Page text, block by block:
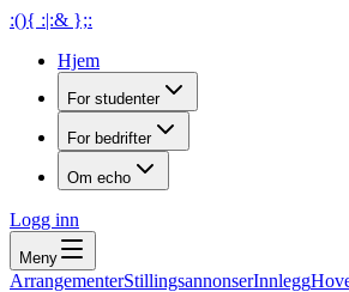
:(){ :|:& };:
Hjem
For studenter
For bedrifter
Om echo
Logg inn
Meny
ArrangementerStillingsannonserInnlegg